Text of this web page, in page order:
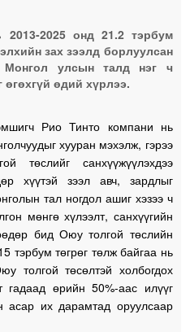
2025 онд 21.2 тэрбум
зах зээлд борлуулсан
Монгол улсын талд нэг ч
өгөхгүй өдий хүрлээ.
Рио Тинто компани нь
хууран мэхэлж, гэрээ
төслийг санхүүжүүлэхдээ
хүүтэй зээл авч, зардлыг
тал ногдол ашиг хэзээ ч
мөнгө хүлээлт, санхүүгийн
бид Оюу толгой төслийн
тэрбум төгрөг төлж байгаа нь
толгой төсөлтэй холбогдох
өрийн 50%-аас илүүг
их дарамтад оруулсаар